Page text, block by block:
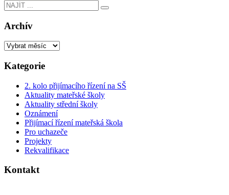
Archív
Kategorie
2. kolo přijímacího řízení na SŠ
Aktuality mateřské školy
Aktuality střední školy
Oznámení
Přijímací řízení mateřská škola
Pro uchazeče
Projekty
Rekvalifikace
Kontakt